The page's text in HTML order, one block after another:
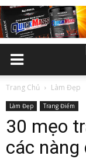
Trang Chủ Làm Đẹp
Làm Đẹp Trang Điểm
30 mẹo
các nàng